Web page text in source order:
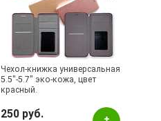
Чехол-книжка универсальная
5.5"-5.7" эко-кожа, цвет
красный.
250 руб.